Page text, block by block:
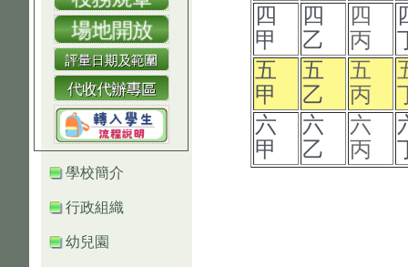
學校簡介
行政組織
幼兒園
四
甲
四
乙
四
丙
五
甲
五
乙
五
丙
六
甲
六
乙
六
丙